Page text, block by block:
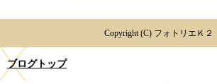
Copyright (C) フォトリエＫ２
ブログトップ